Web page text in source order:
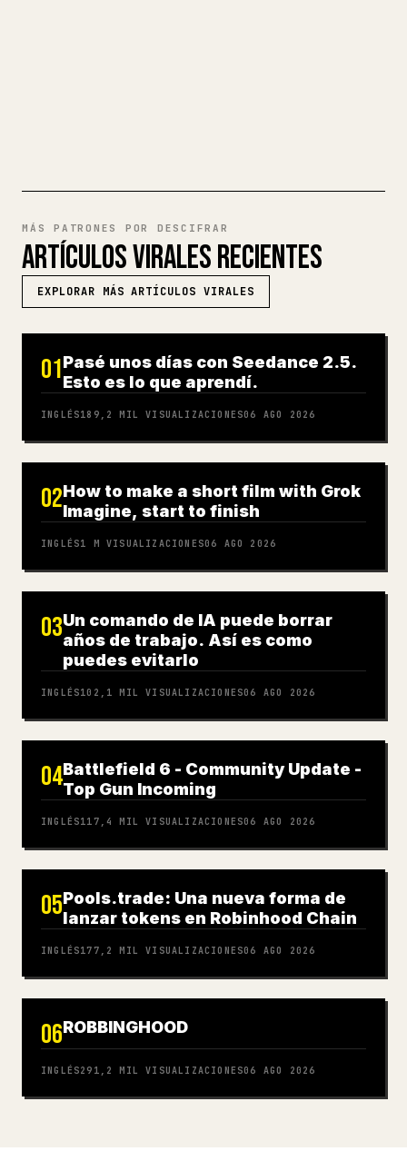
MÁS PATRONES POR DESCIFRAR
ARTÍCULOS VIRALES RECIENTES
EXPLORAR MÁS ARTÍCULOS VIRALES
01Pasé unos días con Seedance 2.5.
Esto es lo que aprendí.
INGLÉS189,2 MIL VISUALIZACIONES06 AGO 2026
02How to make a short film with Grok
Imagine, start to finish
INGLÉS1 M VISUALIZACIONES06 AGO 2026
03Un comando de IA puede borrar
años de trabajo. Así es como
puedes evitarlo
INGLÉS102,1 MIL VISUALIZACIONES06 AGO 2026
04Battlefield 6 - Community Update -
Top Gun Incoming
INGLÉS117,4 MIL VISUALIZACIONES06 AGO 2026
05Pools.trade: Una nueva forma de
lanzar tokens en Robinhood Chain
INGLÉS177,2 MIL VISUALIZACIONES06 AGO 2026
06ROBBINGHOOD
INGLÉS291,2 MIL VISUALIZACIONES06 AGO 2026